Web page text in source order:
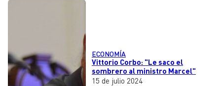
ECONOMÍA
Vittorio Corbo: "Le saco el
sombrero al ministro Marcel"
15 de julio 2024